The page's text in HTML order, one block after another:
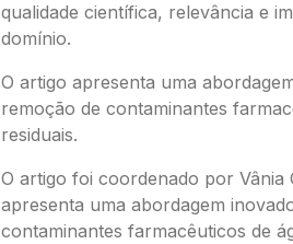
qualidade científica, relevância e
domínio.
O artigo apresenta uma
remoção de contaminantes
residuais.
O artigo foi coordenado por Vânia
apresenta uma abordagem
contaminantes farmacêuticos de